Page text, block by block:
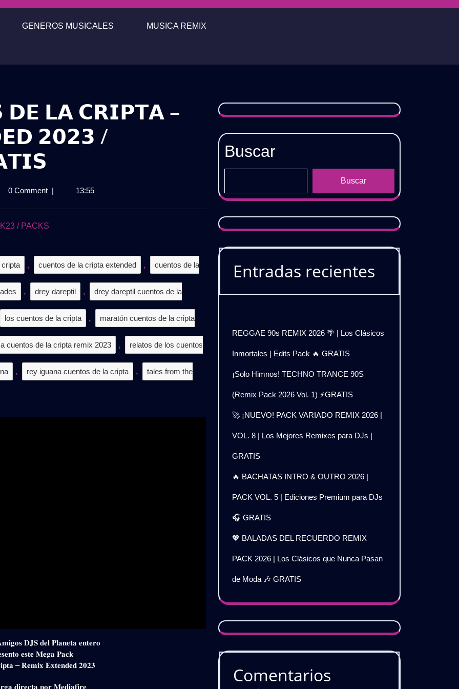
GENEROS MUSICALES MUSICA REMIX
𝗟𝗔 𝗖𝗥𝗜𝗣𝗧𝗔 –
𝟮𝟬𝟮𝟯 /
0 Comment | 13:55
/ PACKS
, cuentos de la cripta extended , cuentos de la
, drey dareptil , drey dareptil cuentos de la
los cuentos de la cripta , maratón cuentos de la cripta
cuentos de la cripta remix 2023 , relatos de los cuentos
, rey iguana cuentos de la cripta , tales from the
𝐃𝐉𝐒 𝐝𝐞𝐥 𝐏𝐥𝐚𝐧𝐞𝐭𝐚 𝐞𝐧𝐭𝐞𝐫𝐨
𝐞𝐬𝐭𝐞 𝐌𝐞𝐠𝐚 𝐏𝐚𝐜𝐤
– 𝐑𝐞𝐦𝐢𝐱 𝐄𝐱𝐭𝐞𝐧𝐝𝐞𝐝 𝟐𝟎𝟐𝟑
𝐝𝐢𝐫𝐞𝐜𝐭𝐚 𝐩𝐨𝐫 𝐌𝐞𝐝𝐢𝐚𝐟𝐢𝐫𝐞
Buscar
Buscar
Entradas recientes
REGGAE 90s REMIX 2026 🌴 | Los Clásicos
Inmortales | Edits Pack 🔥 GRATIS
¡Solo Himnos! TECHNO TRANCE 90S
(Remix Pack 2026 Vol. 1) ⚡GRATIS
🚀 ¡NUEVO! PACK VARIADO REMIX 2026 |
VOL. 8 | Los Mejores Remixes para DJs |
GRATIS
🔥 BACHATAS INTRO & OUTRO 2026 |
PACK VOL. 5 | Ediciones Premium para DJs
🎧 GRATIS
💖 BALADAS DEL RECUERDO REMIX
PACK 2026 | Los Clásicos que Nunca Pasan
de Moda 🎶 GRATIS
Comentarios